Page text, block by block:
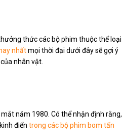
thức các bộ phim thuộc thể loại
nhấtmọi thời đại dưới đây sẽ gợi ý
nhân vật.
năm 1980. Có thể nhận định rằng,
điển trong các bộ phim bom tấn